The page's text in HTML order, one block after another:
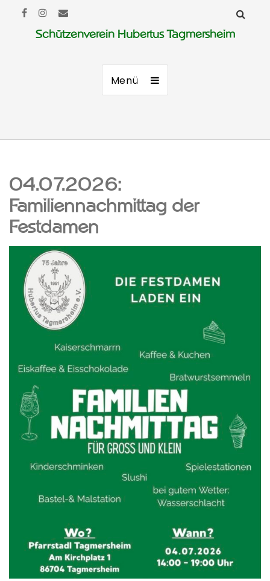
Schützenverein Hubertus Tagmersheim
Menü
04.07.2026:
Familiennachmittag der
Festdamen